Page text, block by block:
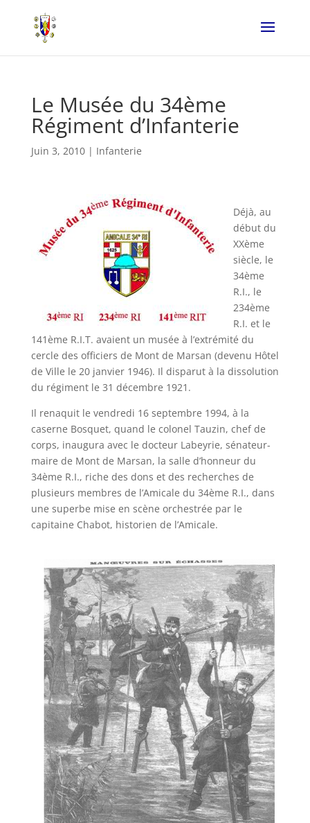
Le Musée du 34ème
Régiment d’Infanterie
Juin 3, 2010| Infanterie
Déjà, au
début du
XXème
siècle, le
34ème
R.I., le
234ème
R.I. et le
141ème R.I.T. avaient un musée à l’extrémité du
cercle des officiers de Mont de Marsan (devenu Hôtel
de Ville le 20 janvier 1946). Il disparut à la dissolution
du régiment le 31 décembre 1921.
Il renaquit le vendredi 16 septembre 1994, à la
caserne Bosquet, quand le colonel Tauzin, chef de
corps, inaugura avec le docteur Labeyrie, sénateur-
maire de Mont de Marsan, la salle d’honneur du
34ème R.I., riche des dons et des recherches de
plusieurs membres de l’Amicale du 34ème R.I., dans
une superbe mise en scène orchestrée par le
capitaine Chabot, historien de l’Amicale.